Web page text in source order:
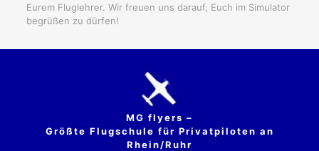
Eurem Fluglehrer. Wir freuen uns darauf, Euch im Simulator
begrüßen zu dürfen!
MG flyers –
Größte Flugschule für Privatpiloten an
Rhein/Ruhr